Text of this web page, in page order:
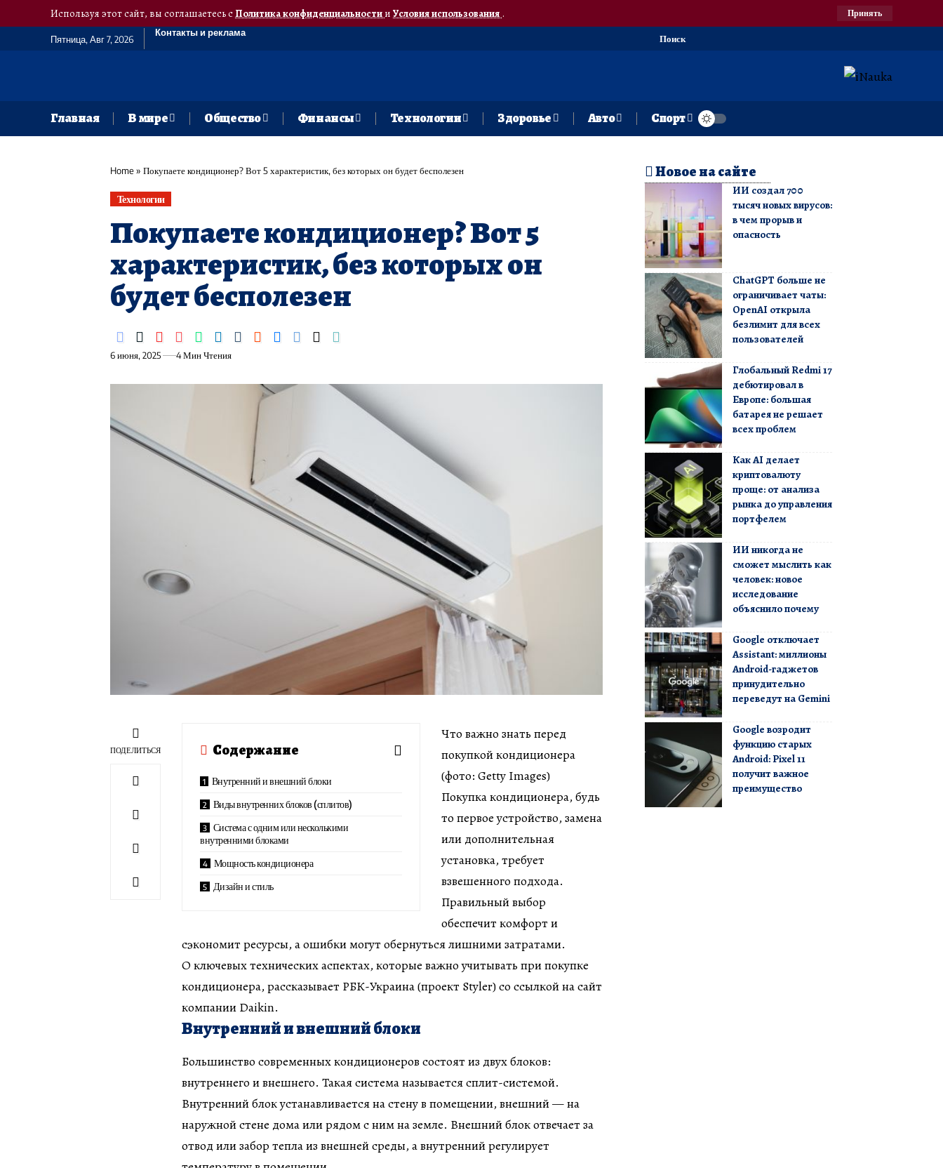
Используя этот сайт, вы соглашаетесь сПолитика конфиденциальностии Условия использования. Принять
Пятница, Авг 7, 2026
Контакты и реклама
Поиск
Главная В мире Общество Финансы Технологии Здоровье Авто Спорт
Home» Покупаете кондиционер? Вот 5 характеристик, без которых он будет бесполезен
Технологии
Покупаете кондиционер? Вот 5
характеристик, без которых он
будет бесполезен
6 июня, 2025 4 Мин Чтения
ПОДЕЛИТЬСЯ Содержание
Внутренний и внешний блоки
Виды внутренних блоков (сплитов)
Система с одним или несколькими
внутренними блоками
Мощность кондиционера
Дизайн и стиль
Что важно знать перед
покупкой кондиционера
(фото: Getty Images)
Покупка кондиционера, будь
то первое устройство, замена
или дополнительная
установка, требует
взвешенного подхода.
Правильный выбор
обеспечит комфорт и
сэкономит ресурсы, а ошибки могут обернуться лишними затратами.
О ключевых технических аспектах, которые важно учитывать при покупке
кондиционера, рассказывает РБК-Украина (проект Styler) со ссылкой на сайт
компании Daikin.
Внутренний и внешний блоки
Большинство современных кондиционеров состоят из двух блоков:
внутреннего и внешнего. Такая система называется сплит-системой.
Внутренний блок устанавливается на стену в помещении, внешний — на
наружной стене дома или рядом с ним на земле. Внешний блок отвечает за
отвод или забор тепла из внешней среды, а внутренний регулирует
Новое на сайте
ИИ создал 700
тысяч новых вирусов:
в чем прорыв и
опасность
ChatGPT больше не
ограничивает чаты:
OpenAI открыла
безлимит для всех
пользователей
Глобальный Redmi 17
дебютировал в
Европе: большая
батарея не решает
всех проблем
Как AI делает
криптовалюту
проще: от анализа
рынка до управления
портфелем
ИИ никогда не
сможет мыслить как
человек: новое
исследование
объяснило почему
Google отключает
Assistant: миллионы
Android-гаджетов
принудительно
переведут на Gemini
Google возродит
функцию старых
Android: Pixel 11
получит важное
преимущество